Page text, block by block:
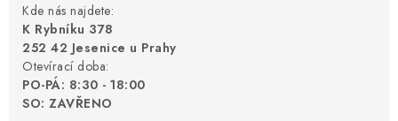
Kde nás najdete:
K Rybníku 378
252 42 Jesenice u Prahy
Otevírací doba:
PO-PÁ: 8:30 - 18:00
SO: ZAVŘENO